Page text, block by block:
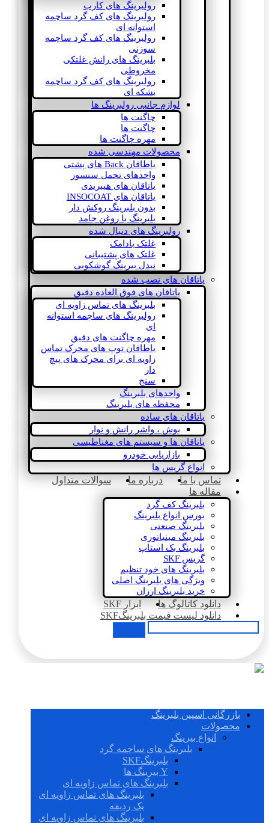
رولبرینگ های کارب
رولبرینگ های کف گرد ساچمه
استوانه ای
رولبرینگ های کف گرد ساچمه
سوزنی
بلبرینگ های رانش غلتکی
مخروطی
رولبرینگ های کف گرد ساچمه
بشکه ای
لوازم جانبی رولبرینگ ها
چاگنت ها
چاگنت ها
مهره چاگنت ها
محصولات مهندسی شده
یاطاقان Back های پشتی
واحدهای تحمل سنسور
یاتاقان های هیبریدی
یاتاقان های INSOCOAT
بدون بلبرینگ روکش دار
بلبرینگ با روغن جامد
رولبرینگ های دنبال شده
غلتک بادامک
غلتک های پشتیبانی
نیدل بیرینگ گوشکوبی
یاتاقان های نصب شده
یاتاقان های فوق العاده دقیق
بلبرینگ های تماس زاویه ای
رولبرینگ های ساچمه استوانه
ای
مهره چاگنت های دقیق
یاطاقان توپ های محرک تماس
زاویه ای برای محرک های پیچ
دار
سنج
واحدهای بلبرینگ
محفظه های بلبرینگ
یاتاقان های ساده
بوش ، واشر رانش و نوار
یاتاقان ها و سیستم های مغناطیسی
بازاریابی خودرو
انواع گریس ها
تماس با ما درباره ما
سوالات متداول
مقاله ها
بلبرینگ کف گرد
بورس انواع بلبرینگ
بلبرینگ صنعتی
بلبرینگ مینیاتوری
بلبرینگ بک استاپ
گریس SKF
بلبرینگ های خود تنظیم
ویژگی های بلبرینگ اصلی
خرید بلبرینگ ارزان
دانلود کاتالوگ ها
ابزار SKF
دانلود لیست قیمت بلبرینگSKF
بازرگانی اسپین بلبرینگ
محصولات
انواع بیرینگ
بلبرینگ های ساچمه گرد
بلبرینگSKF
Y بیرینگ ها
بلبرینگ های تماس زاویه ای
بلبرینگ های تماس زاویه ای
یک ردیفه
بلبرینگ های تماس زاویه ای